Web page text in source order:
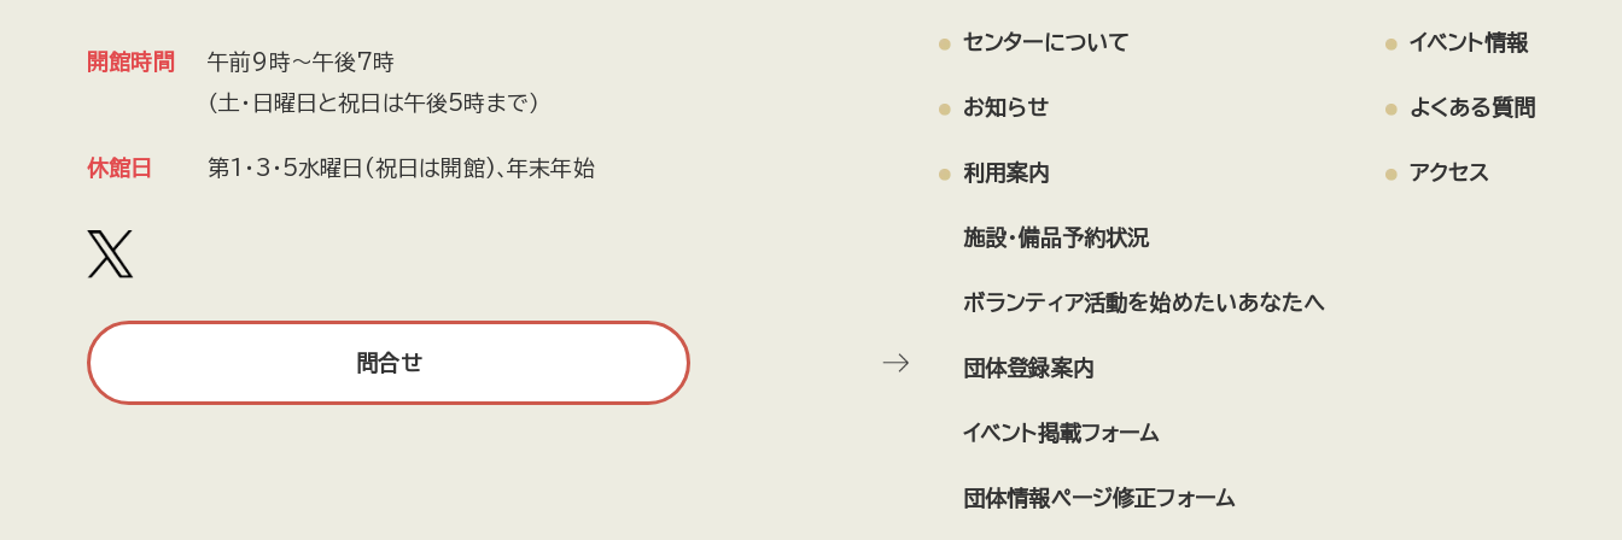
開館時間
午前9時～午後7時
（土・日曜日と祝日は午後5時まで）
休館日 第1・3・5水曜日(祝日は開館)､年末年始
問合せ
センターについて
お知らせ
利用案内
施設・備品予約状況
ボランティア活動を始めたいあなたへ
団体登録案内
イベント掲載フォーム
団体情報ページ修正フォーム
イベント情報
よくある質問
アクセス